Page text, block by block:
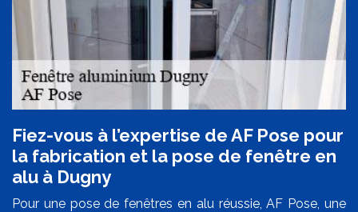
Fiez-vous à l’expertise de AF Pose pour
la fabrication et la pose de fenêtre en
alu à Dugny
Pour une pose de fenêtres en alu réussie, AF Pose, une